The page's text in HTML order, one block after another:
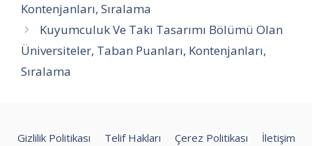
Kontenjanları, Sıralama
Kuyumculuk Ve Takı Tasarımı Bölümü Olan
Üniversiteler, Taban Puanları, Kontenjanları,
Sıralama
Gizlilik Politikası Telif Hakları Çerez Politikası
İletişim